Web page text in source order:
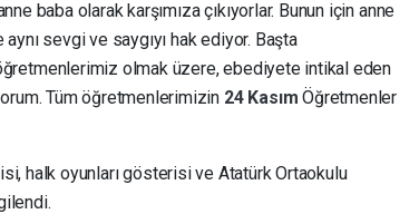
baba olarak karşımıza çıkıyorlar. Bunun için anne
sevgi ve saygıyı hak ediyor. Başta
olmak üzere, ebediyete intikal eden
Tüm öğretmenlerimizin 24 KasımÖğretmenler
halk oyunları gösterisi ve Atatürk Ortaokulu